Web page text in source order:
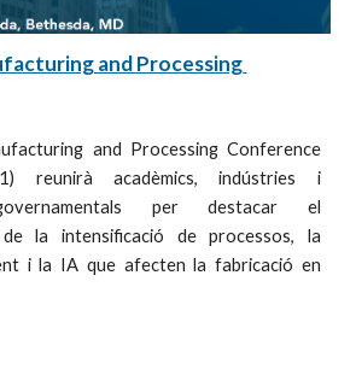
and Processing
and Processing Conference
reunirà acadèmics, indústries i
per destacar el
de la intensificació de processos, la
i la IA que afecten la fabricació en